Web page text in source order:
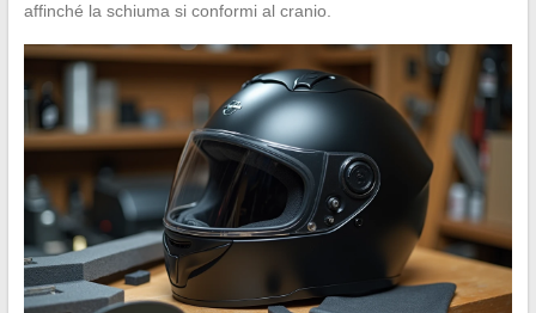
affinché la schiuma si conformi al cranio.